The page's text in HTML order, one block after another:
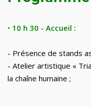
• 10 h 30 - Accueil :
- Présence de stands
- Atelier artistique «
la chaîne humaine ;